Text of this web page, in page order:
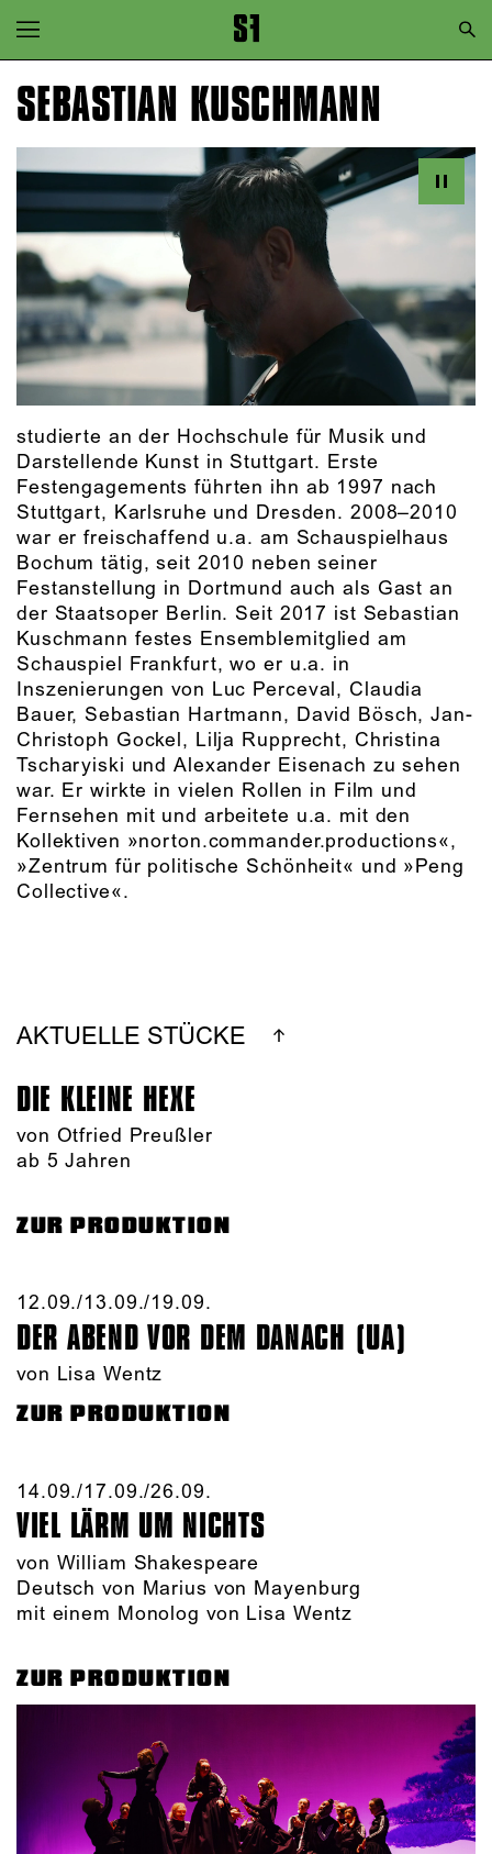
Zur Hauptnavigation springen
Zum Hauptinhalt springen
SEBASTIAN KUSCHMANN
studierte an der Hochschule für Musik und
Darstellende Kunst in Stuttgart. Erste
Festengagements führten ihn ab 1997 nach
Stuttgart, Karlsruhe und Dresden. 2008–2010
war er freischaffend u.a. am Schauspielhaus
Bochum tätig, seit 2010 neben seiner
Festanstellung in Dortmund auch als Gast an
der Staatsoper Berlin. Seit 2017 ist Sebastian
Kuschmann festes Ensemblemitglied am
Schauspiel Frankfurt, wo er u.a. in
Inszenierungen von Luc Perceval, Claudia
Bauer, Sebastian Hartmann, David Bösch, Jan-
Christoph Gockel, Lilja Rupprecht, Christina
Tscharyiski und Alexander Eisenach zu sehen
war. Er wirkte in vielen Rollen in Film und
Fernsehen mit und arbeitete u.a. mit den
Kollektiven »norton.commander.productions«,
»Zentrum für politische Schönheit« und »Peng
Collective«.
AKTUELLE STÜCKE
DIE KLEINE HEXE
von Otfried Preußler
ab 5 Jahren
ZUR PRODUKTION
12.09./​13.09./​19.09.​
DER ABEND VOR DEM DANACH (UA)
von Lisa Wentz
ZUR PRODUKTION
14.09./​17.09./​26.09.​
VIEL LÄRM UM NICHTS
von William Shakespeare
Deutsch von Marius von Mayenburg
mit einem Monolog von Lisa Wentz
ZUR PRODUKTION